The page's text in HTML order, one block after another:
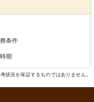
条件
期
状況を保証するものではありません。